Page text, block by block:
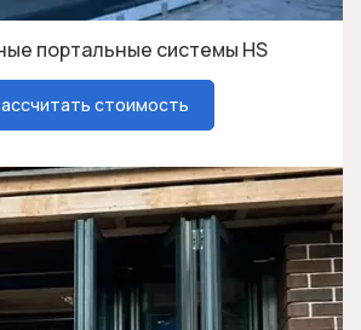
портальные системы HS
стоимость